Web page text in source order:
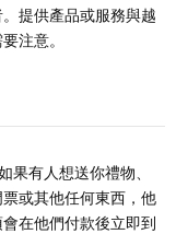
提供產品或服務與越
注意。
果有人想送你禮物、
或其他任何東西，他
在他們付款後立即到